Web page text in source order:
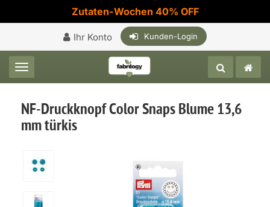
Zutaten-Wochen 40% OFF
Ihr Konto Kunden-Login
Toggle navigation
NF-Druckknopf Color Snaps Blume 13,6
mm türkis